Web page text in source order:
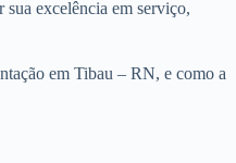
sua excelência em serviço,
em Tibau – RN, e como a